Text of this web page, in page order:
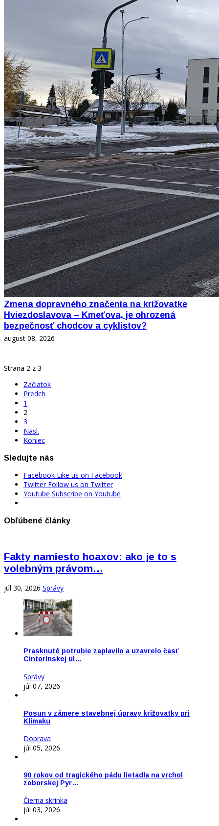
Zmena dopravného značenia na križovatke
Hviezdoslavova – Kmeťova, je ohrozená
bezpečnosť chodcov a cyklistov?
august 08, 2026
Strana 2 z 3
Začiatok
Predch.
1
2
3
Nasl.
Koniec
Sledujte nás
Facebook Like us on Facebook
Twitter Follow us on Twitter
Youtube Subscribe on Youtube
Obľúbené články
Fakty namiesto hoaxov: ako je to s
volebným právom…
júl 30, 2026 Správy
Prasknuté potrubie zaplavilo a uzavrelo časť
Cintorínskej ul…
Správy
júl 07, 2026
Posun v zámere stavebnej úpravy križovatky pri
Klimaku
Doprava
júl 05, 2026
90 rokov od tragického pádu lietadla na vrchol
zoborskej Pyr…
Čierna skrinka
júl 03, 2026